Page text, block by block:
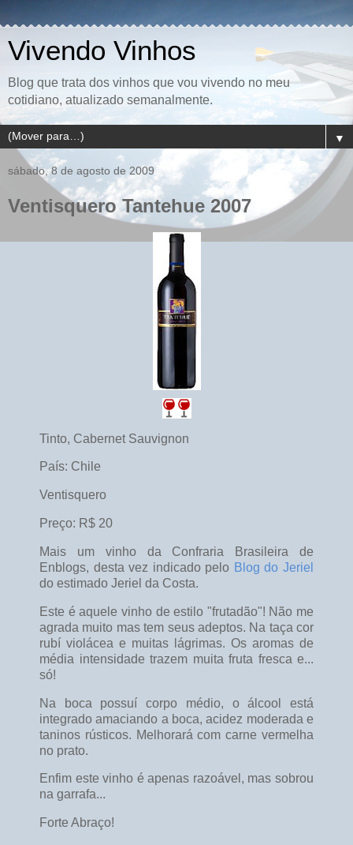
Vivendo Vinhos
Blog que trata dos vinhos que vou vivendo no meu
cotidiano, atualizado semanalmente.
▼
sábado, 8 de agosto de 2009
Ventisquero Tantehue 2007
Tinto, Cabernet Sauvignon
País: Chile
Ventisquero
Preço: R$ 20
Mais um vinho da Confraria Brasileira de
Enblogs, desta vez indicado pelo Blog do Jeriel
do estimado Jeriel da Costa.
Este é aquele vinho de estilo "frutadão"! Não me
agrada muito mas tem seus adeptos. Na taça cor
rubí violácea e muitas lágrimas. Os aromas de
média intensidade trazem muita fruta fresca e...
só!
Na boca possuí corpo médio, o álcool está
integrado amaciando a boca, acidez moderada e
taninos rústicos. Melhorará com carne vermelha
no prato.
Enfim este vinho é apenas razoável, mas sobrou
na garrafa...
Forte Abraço!